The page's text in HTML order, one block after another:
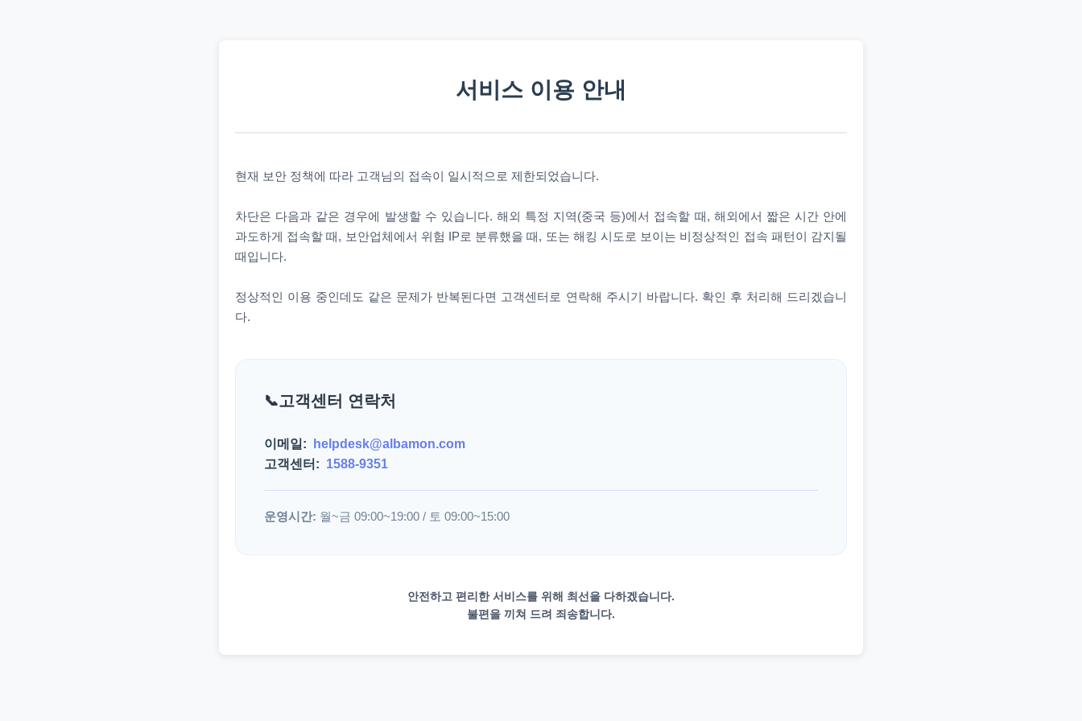
서비스 이용 안내
현재 보안 정책에 따라 고객님의 접속이 일시적으로 제한되었습니다.
차단은 다음과 같은 경우에 발생할 수 있습니다. 해외 특정 지역(중국 등)에서 접속할 때, 해외에서 짧은 시간 안에
과도하게 접속할 때, 보안업체에서 위험 IP로 분류했을 때, 또는 해킹 시도로 보이는 비정상적인 접속 패턴이 감지될
때입니다.
정상적인 이용 중인데도 같은 문제가 반복된다면 고객센터로 연락해 주시기 바랍니다. 확인 후 처리해 드리겠습니
다.
고객센터 연락처
이메일:
helpdesk@albamon.com
고객센터: 1588-9351
운영시간: 월~금 09:00~19:00 / 토 09:00~15:00
안전하고 편리한 서비스를 위해 최선을 다하겠습니다.
불편을 끼쳐 드려 죄송합니다.